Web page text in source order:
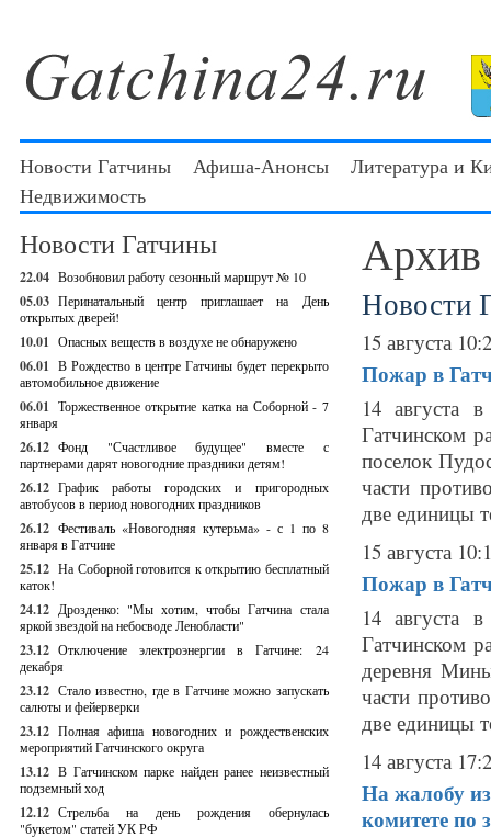
Новости Гатчины Афиша-Анонсы
Литература и
Недвижимость
Новости Гатчины
22.04 Возобновил работу сезонный маршрут № 10
05.03 Перинатальный центр приглашает на День
открытых дверей!
10.01 Опасных веществ в воздухе не обнаружено
06.01 В Рождество в центре Гатчины будет перекрыто
автомобильное движение
06.01 Торжественное открытие катка на Соборной - 7
января
26.12 Фонд "Счастливое будущее" вместе с
партнерами дарят новогодние праздники детям!
26.12 График работы городских и пригородных
автобусов в период новогодних праздников
26.12 Фестиваль «Новогодняя кутерьма» - с 1 по 8
января в Гатчине
25.12 На Соборной готовится к открытию бесплатный
каток!
24.12 Дрозденко: "Мы хотим, чтобы Гатчина стала
яркой звездой на небосводе Ленобласти"
23.12 Отключение электроэнергии в Гатчине: 24
декабря
23.12 Стало известно, где в Гатчине можно запускать
салюты и фейерверки
23.12 Полная афиша новогодних и рождественских
мероприятий Гатчинского округа
13.12 В Гатчинском парке найден ранее неизвестный
подземный ход
12.12 Стрельба на день рождения обернулась
"букетом" статей УК РФ
Архив
Новости
15 августа
Пожар в
14 августа
Гатчинском
поселок
части
две единицы
15 августа
Пожар в
14 августа
Гатчинском
деревня
части
две единицы
14 августа
На жалобу
комитете по